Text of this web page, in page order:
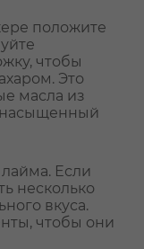
положите
чтобы
Это
масла из
насыщенный
Если
несколько
вкуса.
чтобы они